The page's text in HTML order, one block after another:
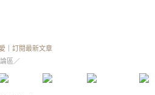
訂閱最新文章
區／
投票區 影像館